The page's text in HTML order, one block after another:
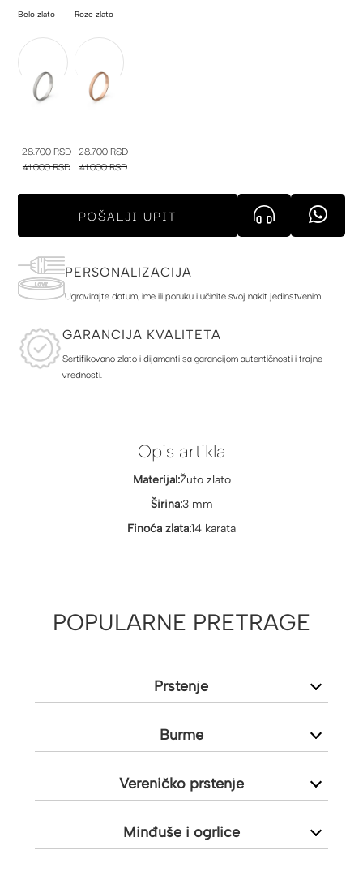
Belo zlato
28.700 RSD
41.000 RSD
Roze zlato
28.700 RSD
41.000 RSD
POŠALJI UPIT
PERSONALIZACIJA
Ugravirajte datum, ime ili poruku i učinite svoj nakit jedinstvenim.
GARANCIJA KVALITETA
Sertifikovano zlato i dijamanti sa garancijom autentičnosti i trajne
vrednosti.
Opis artikla
Materijal:Žuto zlato
Širina:3 mm
Finoća zlata:14 karata
POPULARNE PRETRAGE
Prstenje
Burme
Vereničko prstenje
Minđuše i ogrlice